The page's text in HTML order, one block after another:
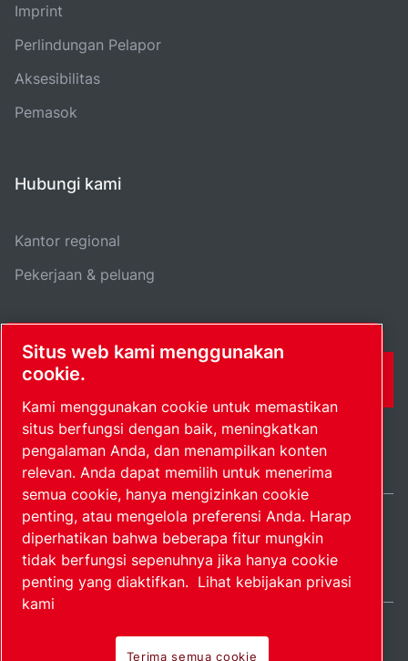
Imprint
Perlindungan Pelapor
Aksesibilitas
Pemasok
Hubungi kami
Kantor regional
Pekerjaan & peluang
Peta situsKelola preferensi © 2026 Hak Cipta.
Indonesia / IN
Situs web kami menggunakan
cookie.
Kami menggunakan cookie untuk memastikan
situs berfungsi dengan baik, meningkatkan
pengalaman Anda, dan menampilkan konten
relevan. Anda dapat memilih untuk menerima
semua cookie, hanya mengizinkan cookie
penting, atau mengelola preferensi Anda. Harap
diperhatikan bahwa beberapa fitur mungkin
tidak berfungsi sepenuhnya jika hanya cookie
penting yang diaktifkan. Lihat kebijakan privasi
kami
Terima semua cookie